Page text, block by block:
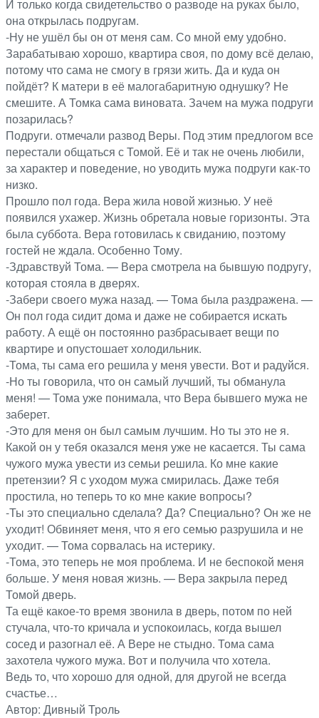
И только когда свидетельство о разводе на руках было,
она открылась подругам.
-Ну не ушёл бы он от меня сам. Со мной ему удобно.
Зарабатываю хорошо, квартира своя, по дому всё делаю,
потому что сама не смогу в грязи жить. Да и куда он
пойдёт? К матери в её малогабаритную однушку? Не
смешите. А Томка сама виновата. Зачем на мужа подруги
позарилась?
Подруги. отмечали развод Веры. Под этим предлогом все
перестали общаться с Томой. Её и так не очень любили,
за характер и поведение, но уводить мужа подруги как-то
низко.
Прошло пол года. Вера жила новой жизнью. У неё
появился ухажер. Жизнь обретала новые горизонты. Эта
была суббота. Вера готовилась к свиданию, поэтому
гостей не ждала. Особенно Тому.
-Здравствуй Тома. — Вера смотрела на бывшую подругу,
которая стояла в дверях.
-Забери своего мужа назад. — Тома была раздражена. —
Он пол года сидит дома и даже не собирается искать
работу. А ещё он постоянно разбрасывает вещи по
квартире и опустошает холодильник.
-Тома, ты сама его решила у меня увести. Вот и радуйся.
-Но ты говорила, что он самый лучший, ты обманула
меня! — Тома уже понимала, что Вера бывшего мужа не
заберет.
-Это для меня он был самым лучшим. Но ты это не я.
Какой он у тебя оказался меня уже не касается. Ты сама
чужого мужа увести из семьи решила. Ко мне какие
претензии? Я с уходом мужа смирилась. Даже тебя
простила, но теперь то ко мне какие вопросы?
-Ты это специально сделала? Да? Специально? Он же не
уходит! Обвиняет меня, что я его семью разрушила и не
уходит. — Тома сорвалась на истерику.
-Тома, это теперь не моя проблема. И не беспокой меня
больше. У меня новая жизнь. — Вера зaкрыла перед
Томой дверь.
Та ещё какое-то время звонила в дверь, потом по ней
стучала, что-то кричaла и успокоилась, когда вышел
сосед и разогнал её. А Вере не стыдно. Тома сама
захотела чужого мужа. Вот и получила что хотела.
Ведь то, что хорошо для одной, для другой не всегда
счастье…
Автор: Дивный Троль